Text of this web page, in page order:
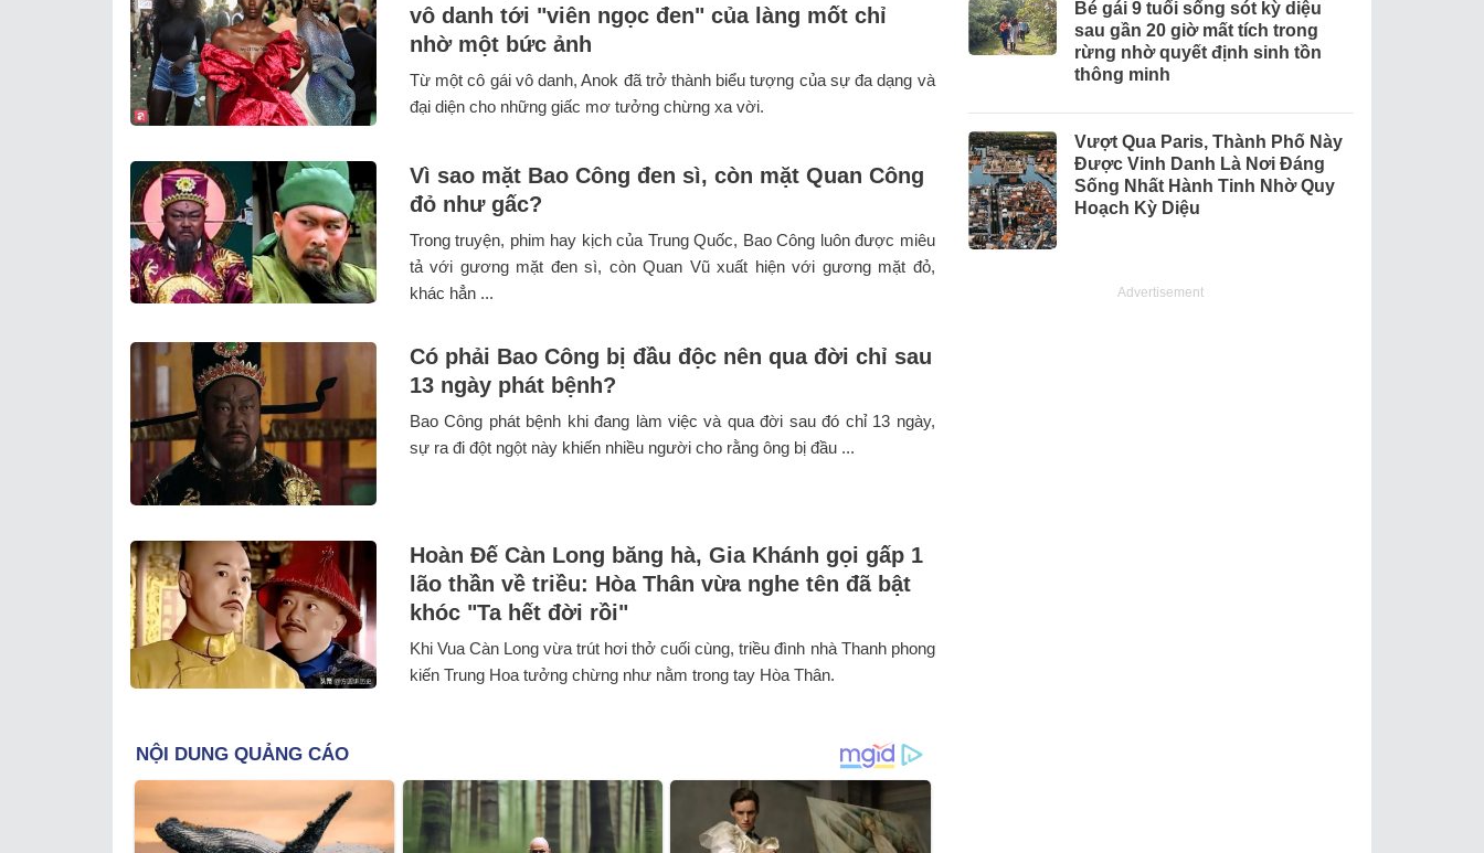
vô danh tới "viên ngọc đen" của làng mốt chỉ
nhờ một bức ảnh
Từ một cô gái vô danh, Anok đã trở thành biểu tượng của sự đa dạng và
đại diện cho những giấc mơ tưởng chừng xa vời.
Vì sao mặt Bao Công đen sì, còn mặt Quan Công
đỏ như gấc?
Trong truyện, phim hay kịch của Trung Quốc, Bao Công luôn được miêu
tả với gương mặt đen sì, còn Quan Vũ xuất hiện với gương mặt đỏ,
khác hẳn ...
Có phải Bao Công bị đầu độc nên qua đời chỉ sau
13 ngày phát bệnh?
Bao Công phát bệnh khi đang làm việc và qua đời sau đó chỉ 13 ngày,
sự ra đi đột ngột này khiến nhiều người cho rằng ông bị đầu ...
Hoàn Đế Càn Long băng hà, Gia Khánh gọi gấp 1
lão thần về triều: Hòa Thân vừa nghe tên đã bật
khóc "Ta hết đời rồi"
Khi Vua Càn Long vừa trút hơi thở cuối cùng, triều đình nhà Thanh phong
kiến Trung Hoa tưởng chừng như nằm trong tay Hòa Thân.
Bé gái 9 tuổi sống sót kỳ diệu
sau gần 20 giờ mất tích trong
rừng nhờ quyết định sinh tồn
thông minh
Vượt Qua Paris, Thành Phố Này
Được Vinh Danh Là Nơi Đáng
Sống Nhất Hành Tinh Nhờ Quy
Hoạch Kỳ Diệu
Advertisement